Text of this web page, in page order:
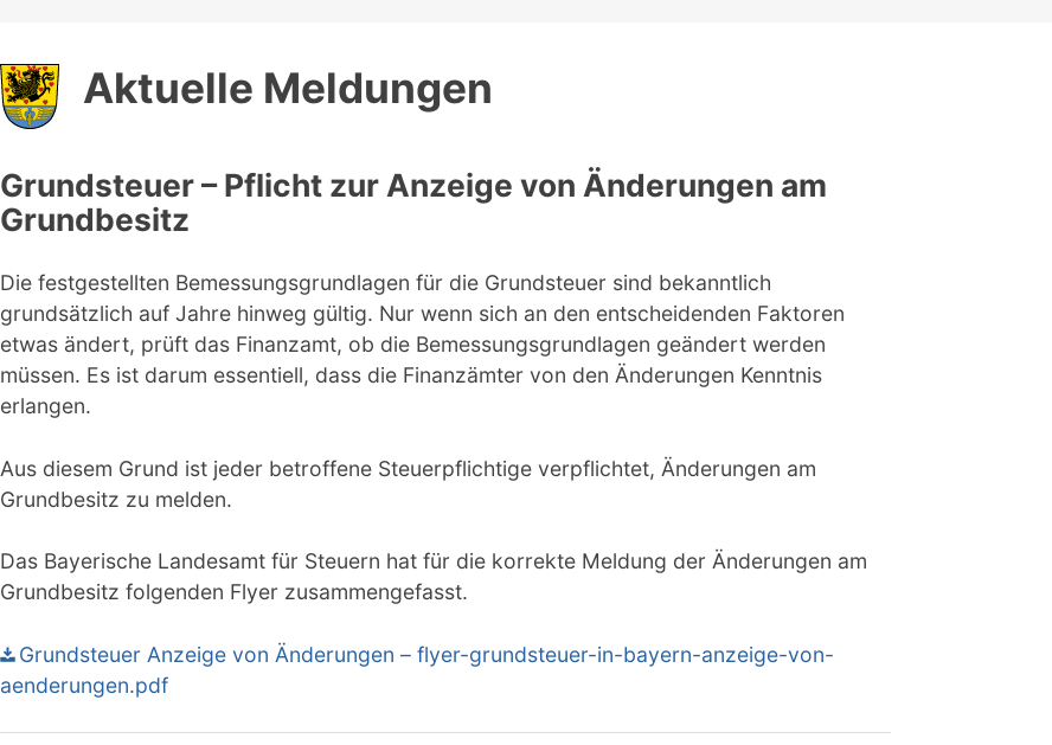
Aktuelle Meldungen
Grundsteuer – Pflicht zur Anzeige von Änderungen am
Grundbesitz
Die festgestellten Bemessungsgrundlagen für die Grundsteuer sind bekanntlich
grundsätzlich auf Jahre hinweg gültig. Nur wenn sich an den entscheidenden Faktoren
etwas ändert, prüft das Finanzamt, ob die Bemessungsgrundlagen geändert werden
müssen. Es ist darum essentiell, dass die Finanzämter von den Änderungen Kenntnis
erlangen.
Aus diesem Grund ist jeder betroffene Steuerpflichtige verpflichtet, Änderungen am
Grundbesitz zu melden.
Das Bayerische Landesamt für Steuern hat für die korrekte Meldung der Änderungen am
Grundbesitz folgenden Flyer zusammengefasst.
Grundsteuer Anzeige von Änderungen – flyer-grundsteuer-in-bayern-anzeige-von-
aenderungen.pdf